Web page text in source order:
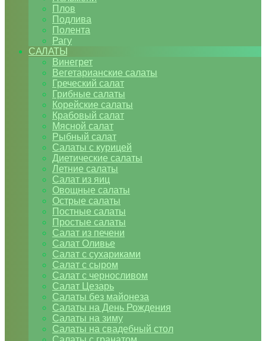
Плов
Подлива
Полента
Рагу
САЛАТЫ
Винегрет
Вегетарианские салаты
Греческий салат
Грибные салаты
Корейские салаты
Крабовый салат
Мясной салат
Рыбный салат
Салаты с курицей
Диетические салаты
Летние салаты
Салат из яиц
Овощные салаты
Острые салаты
Постные салаты
Простые салаты
Салат из печени
Салат Оливье
Салат с сухариками
Салат с сыром
Салат с черносливом
Салат Цезарь
Салаты без майонеза
Салаты на День Рождения
Салаты на зиму
Салаты на свадебный стол